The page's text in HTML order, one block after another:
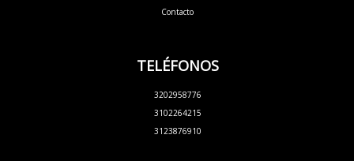
Contacto
TELÉFONOS
3202958776
3102264215
3123876910